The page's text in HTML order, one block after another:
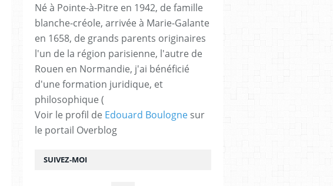
SUIVEZ-MOI
Né à Pointe-à-Pitre en 1942, de famille
blanche-créole, arrivée à Marie-Galante
en 1658, de grands parents originaires
l'un de la région parisienne, l'autre de
Rouen en Normandie, j'ai bénéficié
d'une formation juridique, et
philosophique (
Voir le profil de Edouard Boulogne sur
le portail Overblog